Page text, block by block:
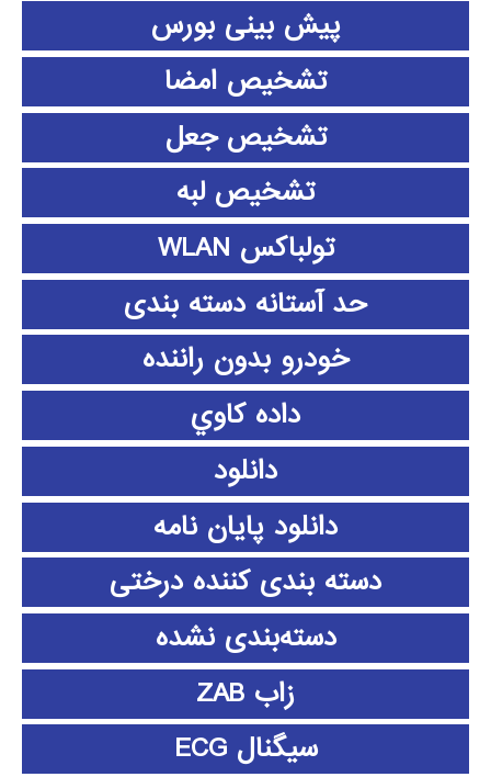
پیش بینی بورس
تشخیص امضا
تشخیص جعل
تشخیص لبه
تولباکس WLAN
حد آستانه دسته بندی
خودرو بدون راننده
داده كاوي
دانلود
دانلود پايان نامه
دسته بندی کننده درختی
دسته‌بندی نشده
زاب ZAB
سیگنال ECG